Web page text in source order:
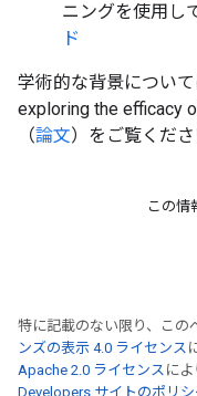
ニングを使用し
ド
学術的な背景について
exploring the efficacy
（論文）をご覧くださ
この情
特に記載のない限り、この
ンズの表示 4.0 ライセンス
Apache 2.0 ライセンス に
Developers サイトのポリシ